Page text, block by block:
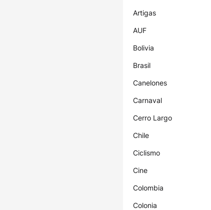
Artigas
AUF
Bolivia
Brasil
Canelones
Carnaval
Cerro Largo
Chile
Ciclismo
Cine
Colombia
Colonia